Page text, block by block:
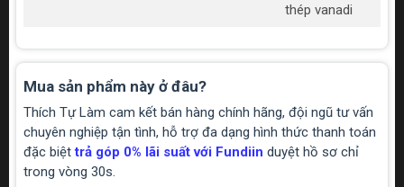
thép vanadi
Mua sản phẩm này ở đâu?
Thích Tự Làm cam kết bán hàng chính hãng, đội ngũ tư vấn
chuyên nghiệp tận tình, hỗ trợ đa dạng hình thức thanh toán
đặc biệttrả góp 0% lãi suất với Fundiin duyệt hồ sơ chỉ
trong vòng 30s.